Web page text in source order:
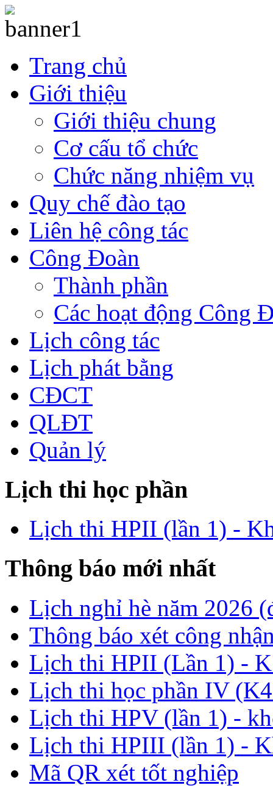
Trang chủ
Giới thiệu
Giới thiệu chung
Cơ cấu tổ chức
Chức năng nhiệm vụ
Quy chế đào tạo
Liên hệ công tác
Công Đoàn
Thành phần
Các hoạt động Công
Lịch công tác
Lịch phát bằng
CĐCT
QLĐT
Quản lý
Lịch thi học phần
Lịch thi HPII (lần 1) -
Thông báo mới nhất
Lịch nghỉ hè năm 2026
Thông báo xét công
Lịch thi HPII (Lần 1) -
Lịch thi học phần IV
Lịch thi HPV (lần 1) -
Lịch thi HPIII (lần 1) -
Mã QR xét tốt nghiệp